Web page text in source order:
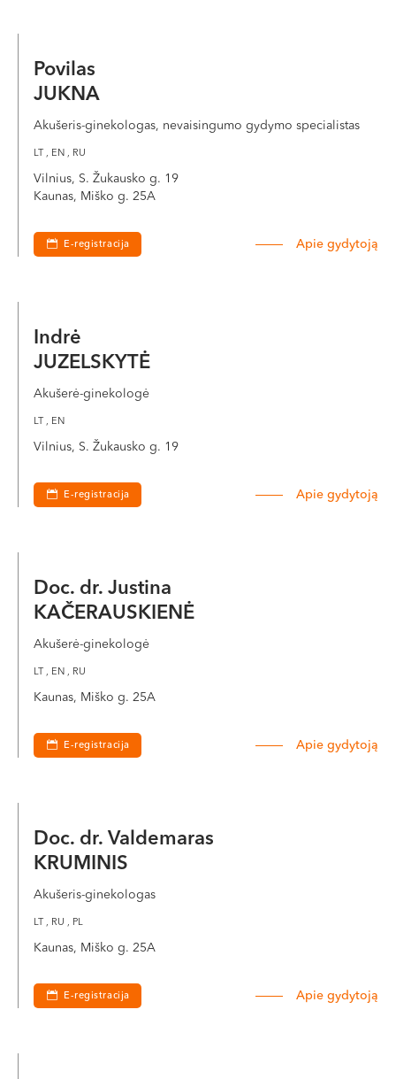
Povilas
JUKNA
Akušeris-ginekologas, nevaisingumo gydymo specialistas
LT , EN , RU
Vilnius, S. Žukausko g. 19
Kaunas, Miško g. 25A
E-registracija Apie gydytoją
Indrė
JUZELSKYTĖ
Akušerė-ginekologė
LT , EN
Vilnius, S. Žukausko g. 19
E-registracija Apie gydytoją
Doc. dr. Justina
KAČERAUSKIENĖ
Akušerė-ginekologė
LT , EN , RU
Kaunas, Miško g. 25A
E-registracija Apie gydytoją
Doc. dr. Valdemaras
KRUMINIS
Akušeris-ginekologas
LT , RU , PL
Kaunas, Miško g. 25A
E-registracija Apie gydytoją